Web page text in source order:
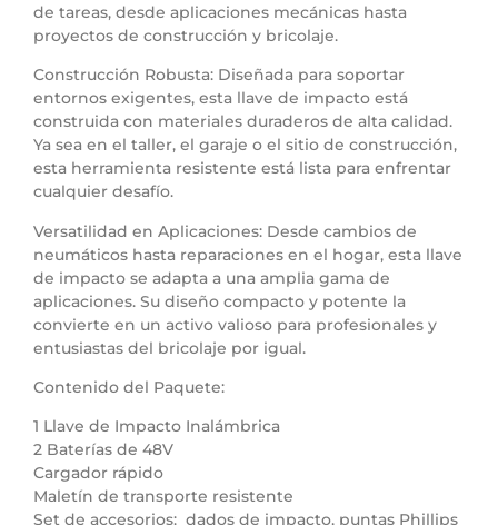
de tareas, desde aplicaciones mecánicas hasta
proyectos de construcción y bricolaje.
Construcción Robusta: Diseñada para soportar
entornos exigentes, esta llave de impacto está
construida con materiales duraderos de alta calidad.
Ya sea en el taller, el garaje o el sitio de construcción,
esta herramienta resistente está lista para enfrentar
cualquier desafío.
Versatilidad en Aplicaciones: Desde cambios de
neumáticos hasta reparaciones en el hogar, esta llave
de impacto se adapta a una amplia gama de
aplicaciones. Su diseño compacto y potente la
convierte en un activo valioso para profesionales y
entusiastas del bricolaje por igual.
Contenido del Paquete:
1 Llave de Impacto Inalámbrica
2 Baterías de 48V
Cargador rápido
Maletín de transporte resistente
Set de accesorios: dados de impacto, puntas Phillips